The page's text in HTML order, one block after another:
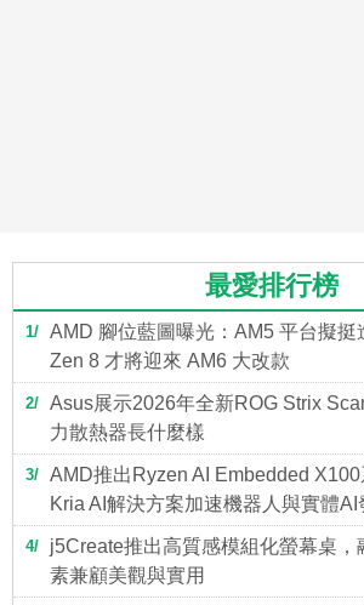
最愛排行榜
1
AMD 腳位藍圖曝光：AM5 平台擬挺
Zen 8 才將迎來 AM6 大改款
2
Asus展示2026年全新ROG Strix
力散熱器長什麼樣
3
AMD推出Ryzen AI Embedded
Kria AI解決方案加速機器人與實體AI
4
j5Create推出高質感模組化螢幕桌，
素兼顧美觀與實用